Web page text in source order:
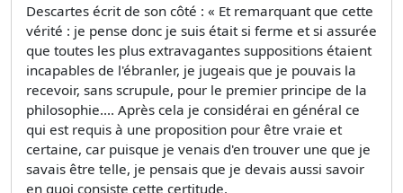
Descartes écrit de son côté : « Et remarquant que cette
vérité : je pense donc je suis était si ferme et si assurée
que toutes les plus extravagantes suppositions étaient
incapables de l'ébranler, je jugeais que je pouvais la
recevoir, sans scrupule, pour le premier principe de la
philosophie.... Après cela je considérai en général ce
qui est requis à une proposition pour être vraie et
certaine, car puisque je venais d'en trouver une que je
savais être telle, je pensais que je devais aussi savoir
en quoi consiste cette certitude.